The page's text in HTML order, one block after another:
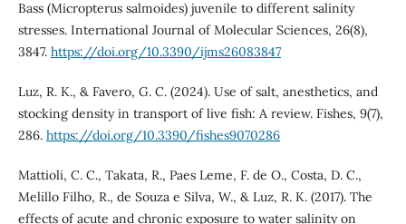
Bass (Micropterus salmoides) juvenile to different salinity
stresses. International Journal of Molecular Sciences, 26(8),
3847. https://doi.org/10.3390/ijms26083847
Luz, R. K., & Favero, G. C. (2024). Use of salt, anesthetics, and
stocking density in transport of live fish: A review. Fishes, 9(7),
286. https://doi.org/10.3390/fishes9070286
Mattioli, C. C., Takata, R., Paes Leme, F. de O., Costa, D. C.,
Melillo Filho, R., de Souza e Silva, W., & Luz, R. K. (2017). The
effects of acute and chronic exposure to water salinity on